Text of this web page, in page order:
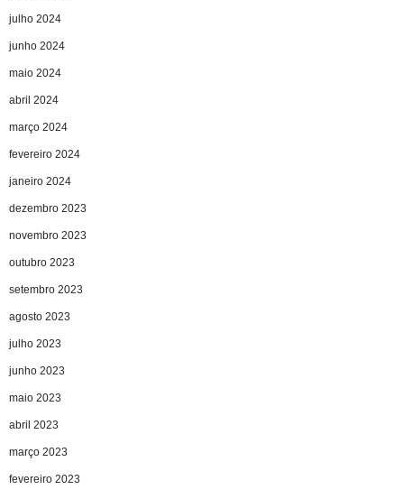
julho 2024
junho 2024
maio 2024
abril 2024
março 2024
fevereiro 2024
janeiro 2024
dezembro 2023
novembro 2023
outubro 2023
setembro 2023
agosto 2023
julho 2023
junho 2023
maio 2023
abril 2023
março 2023
fevereiro 2023